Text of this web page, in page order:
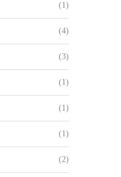
(1)
(4)
(3)
(1)
(1)
(1)
(2)